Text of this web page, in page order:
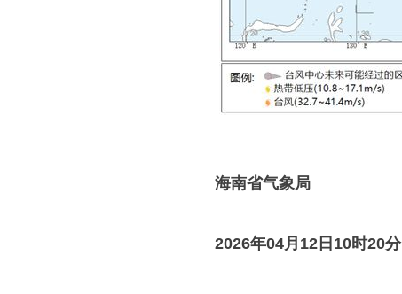
海南省气象局
2026年04月12日10时20分